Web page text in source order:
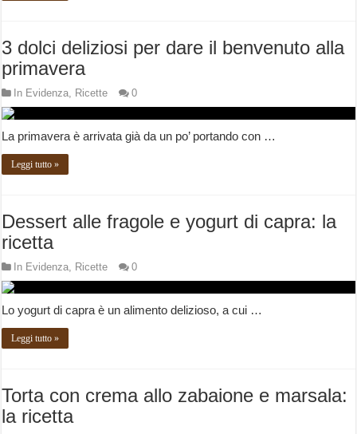
3 dolci deliziosi per dare il benvenuto alla
primavera
In Evidenza, Ricette 0
La primavera è arrivata già da un po’ portando con …
Leggi tutto »
Dessert alle fragole e yogurt di capra: la
ricetta
In Evidenza, Ricette 0
Lo yogurt di capra è un alimento delizioso, a cui …
Leggi tutto »
Torta con crema allo zabaione e marsala:
la ricetta